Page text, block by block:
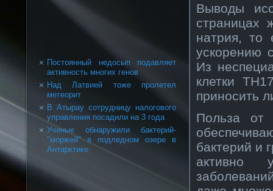
Постоянный недосып подавляет
активность многих генов
Над Латвией тоже пролетел
метеорит
В Атырау сотрудницу налогового
управления посадили на 3 года
Ученые обнаружили бактерий-
"моржей" в подледном озере в
Антарктике
Выводы
страницах
натрия, то
ускорению
Из
клетки
приносить
Польза от
бактерий и
активно